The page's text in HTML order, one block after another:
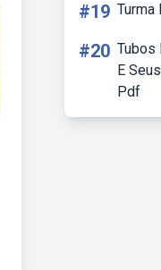
#19 Turma
#20 Tubos
E
Pdf